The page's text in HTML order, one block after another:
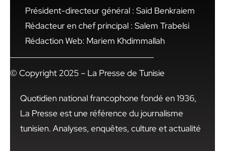
Président-directeur général : Said Benkraiem
Rédacteur en chef principal : Salem Trabelsi
Rédaction Web: Mariem Khdimmallah
© Copyright 2025 – La Presse de Tunisie
Quotidien national francophone fondé en 1936,
La Presse est une référence du journalisme
tunisien. Analyses, enquêtes, culture et actualité